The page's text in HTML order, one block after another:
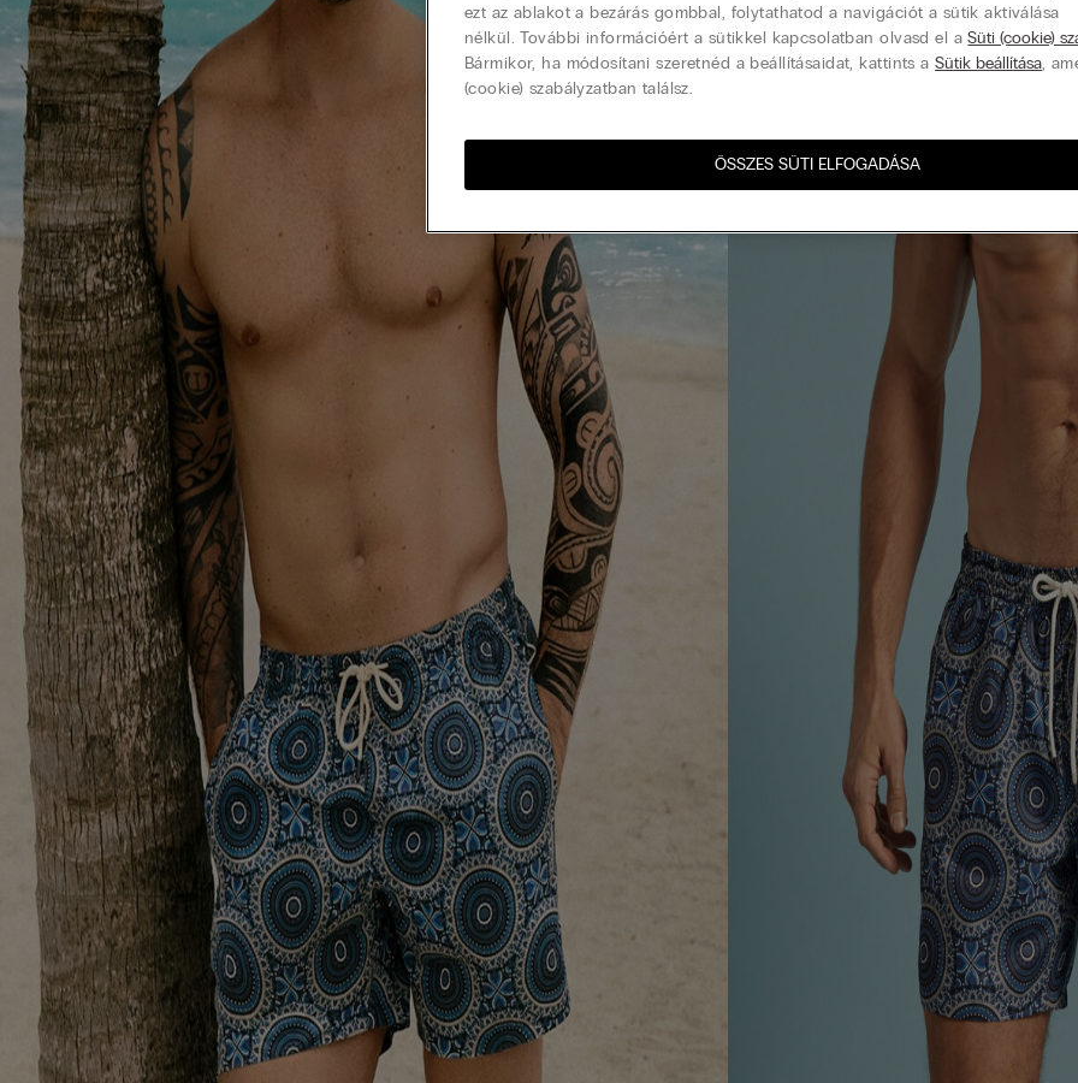
ezt az ablakot a bezárás gombbal, folytathatod a navigációt a sütik aktiválása
nélkül. További információért a sütikkel kapcsolatban olvasd el aSüti (cookie)
Bármikor, ha módosítani szeretnéd a beállításaidat, kattints aSütik beállítása,
(cookie) szabályzatban találsz.
ÖSSZES SÜTI ELFOGADÁSA